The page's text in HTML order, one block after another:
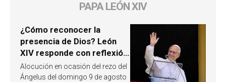
PAPA LEÓN XIV
¿Cómo reconocer la
presencia de Dios? León
XIV responde con reflexión
a partir de un pasaje del
Evangelio
Alocución en ocasión del rezo del
Ángelus del domingo 9 de agosto